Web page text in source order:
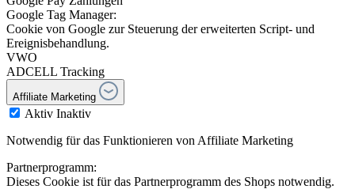
Google Tag Manager:
Cookie von Google zur Steuerung der erweiterten Script- und
Ereignisbehandlung.
VWO
ADCELL Tracking
Affiliate Marketing
Aktiv Inaktiv
Notwendig für das Funktionieren von Affiliate Marketing
Partnerprogramm:
Dieses Cookie ist für das Partnerprogramm des Shops notwendig.